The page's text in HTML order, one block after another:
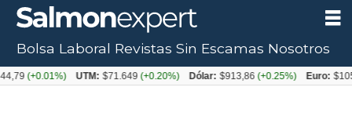
Bolsa Laboral Revistas Sin Escamas Nosotros
UTM: $71.649(+0.20%) Dólar: $913,86(+0.25%) Euro: $1053,08(-